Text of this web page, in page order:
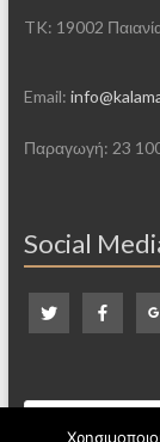
TK: 19002
Email:
Παραγωγή: 23
Social